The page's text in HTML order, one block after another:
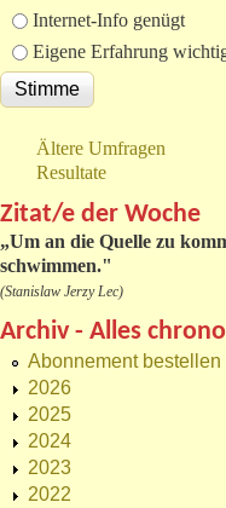
Internet-Info genügt
Eigene Erfahrung
Ältere Umfragen
Resultate
Zitat/e der Woche
„Um an die Quelle zu
schwimmen."
(Stanislaw Jerzy Lec)
Archiv - Alles
Abonnement bestellen
2026
2025
2024
2023
2022